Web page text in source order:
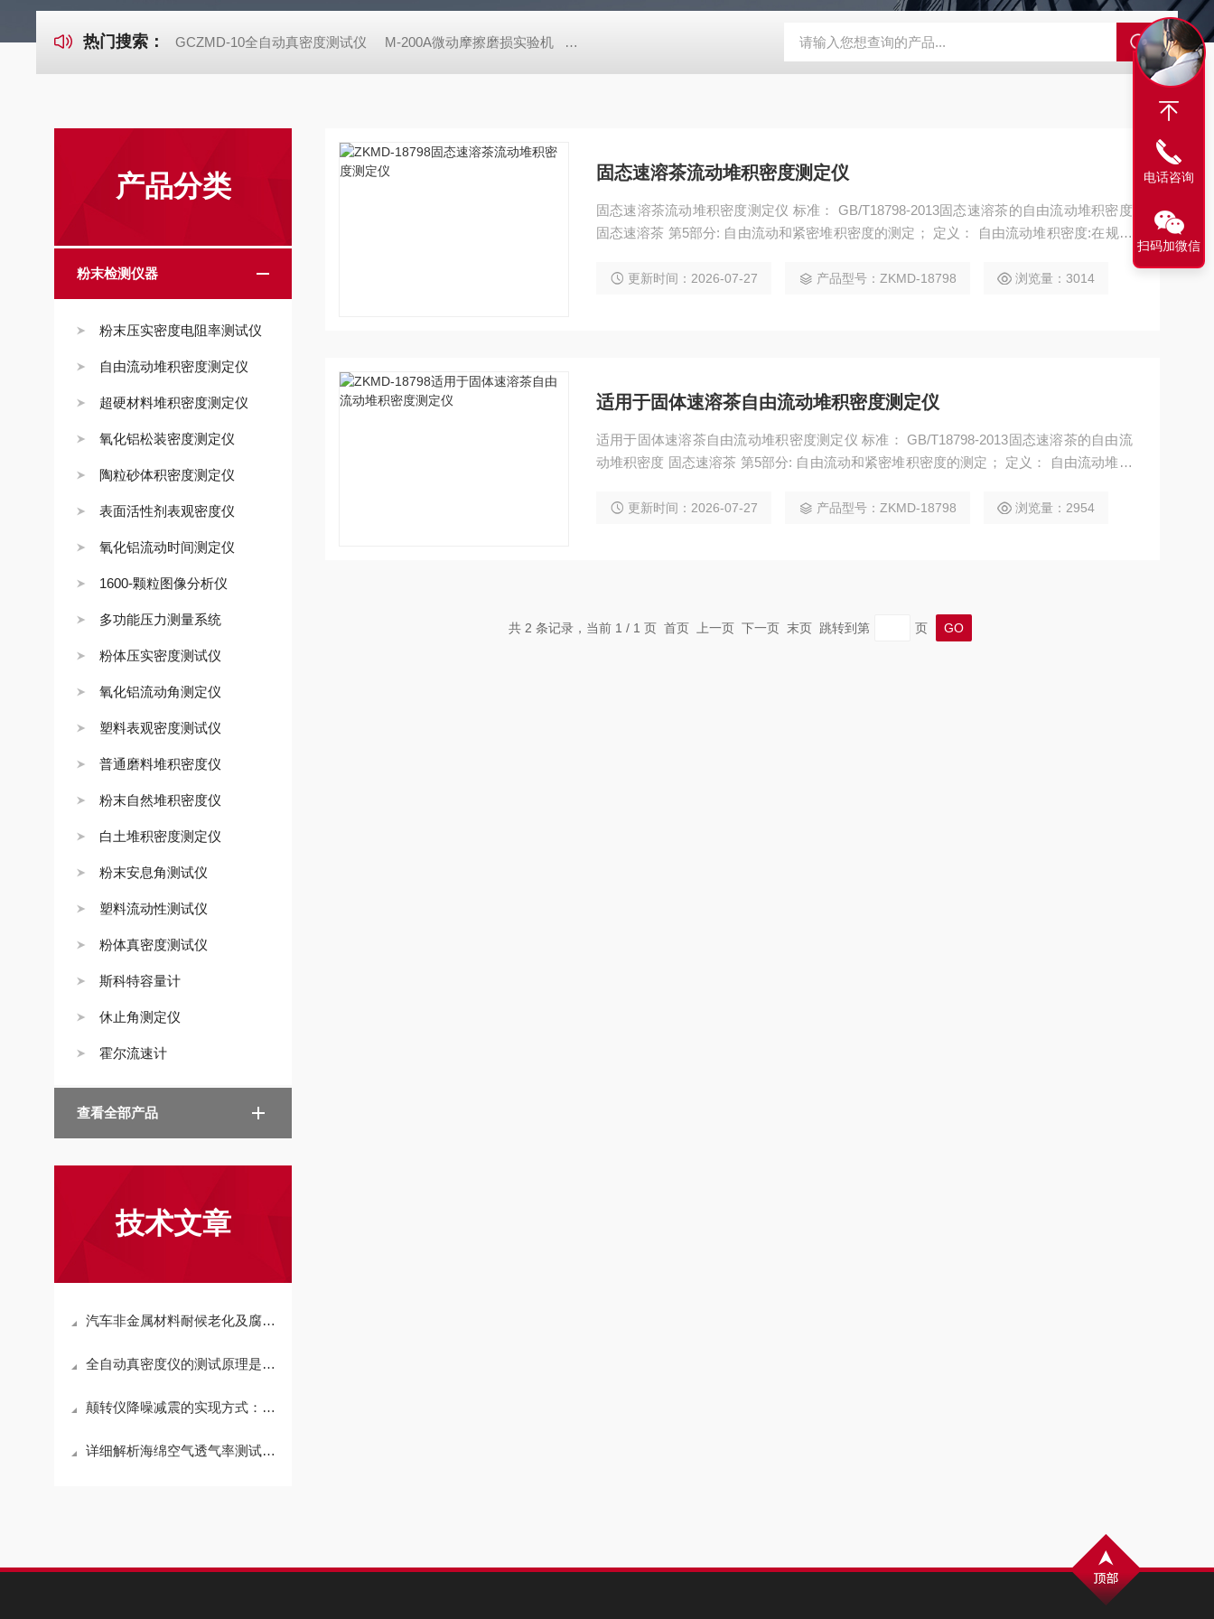
热门搜索： GCZMD-10全自动真密度测试仪 M-200A微动摩擦磨损实验机 GCDDJ-50Kv电压击穿试验仪-微机控制 GCDDJ-50Kv绝缘材料电压击穿强度试验机 GCDDJ-100Kv
产品分类
粉末检测仪器
粉末压实密度电阻率测试仪
自由流动堆积密度测定仪
超硬材料堆积密度测定仪
氧化铝松装密度测定仪
陶粒砂体积密度测定仪
表面活性剂表观密度仪
氧化铝流动时间测定仪
1600-颗粒图像分析仪
多功能压力测量系统
粉体压实密度测试仪
氧化铝流动角测定仪
塑料表观密度测试仪
普通磨料堆积密度仪
粉末自然堆积密度仪
白土堆积密度测定仪
粉末安息角测试仪
塑料流动性测试仪
粉体真密度测试仪
斯科特容量计
休止角测定仪
霍尔流速计
查看全部产品
技术文章
汽车非金属材料耐候老化及腐蚀性测试不可忽视
全自动真密度仪的测试原理是什么
颠转仪降噪减震的实现方式：多种材料和技术综合运用
详细解析海绵空气透气率测试仪具有的优势
固态速溶茶流动堆积密度测定仪
固态速溶茶流动堆积密度测定仪 标准： GB/T18798-2013固态速溶茶的自由流动堆积密度
固态速溶茶 第5部分: 自由流动和紧密堆积密度的测定； 定义： 自由流动堆积密度:在规定
更新时间：2026-07-27 产品型号：ZKMD-18798 浏览量：3014
适用于固体速溶茶自由流动堆积密度测定仪
适用于固体速溶茶自由流动堆积密度测定仪 标准： GB/T18798-2013固态速溶茶的自由流
动堆积密度 固态速溶茶 第5部分: 自由流动和紧密堆积密度的测定； 定义： 自由流动堆积
更新时间：2026-07-27 产品型号：ZKMD-18798 浏览量：2954
共 2 条记录，当前 1 / 1 页 首页 上一页 下一页 末页 跳转到第 页
电话咨询
扫码加微信